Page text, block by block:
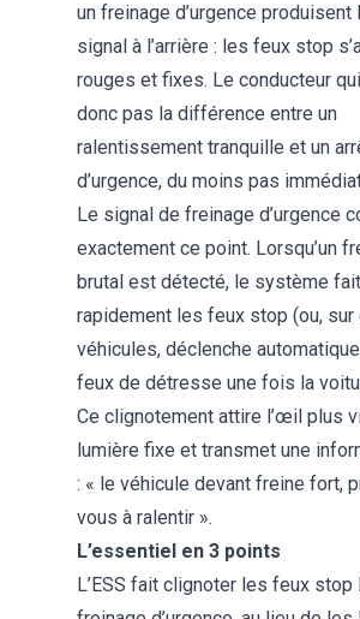
un freinage d’urgence produisent
signal à l’arrière : les feux stop
rouges et fixes. Le conducteur
donc pas la différence entre un
ralentissement tranquille et un
d’urgence, du moins pas
Le signal de freinage d’urgence
exactement ce point. Lorsqu’un
brutal est détecté, le système
rapidement les feux stop (ou, sur
véhicules, déclenche
feux de détresse une fois la
Ce clignotement attire l’œil plus
lumière fixe et transmet une
: « le véhicule devant freine fort,
vous à ralentir ».
L’essentiel en 3 points
L’ESS fait clignoter les feux stop